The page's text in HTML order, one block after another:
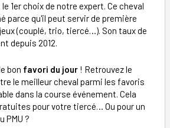
1er choix de notre expert. Ce cheval
parce qu'il peut servir de première
(couplé, trio, tiercé…). Son taux de
depuis 2012.
bon favori du jour ! Retrouvez le
le meilleur cheval parmi les favoris
dans la course événement. Cela
pour votre tiercé… Ou pour un
PMU ?